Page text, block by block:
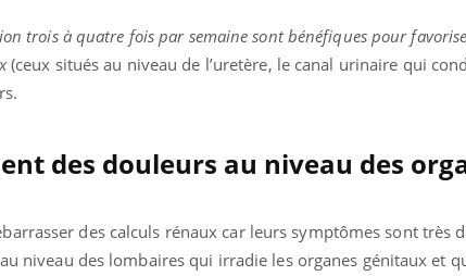
trois à quatre fois par semaine sont bénéfiques pour
(ceux situés au niveau de l’uretère, le canal urinaire qui
des douleurs au niveau des
des calculs rénaux car leurs symptômes sont très
niveau des lombaires qui irradie les organes génitaux et